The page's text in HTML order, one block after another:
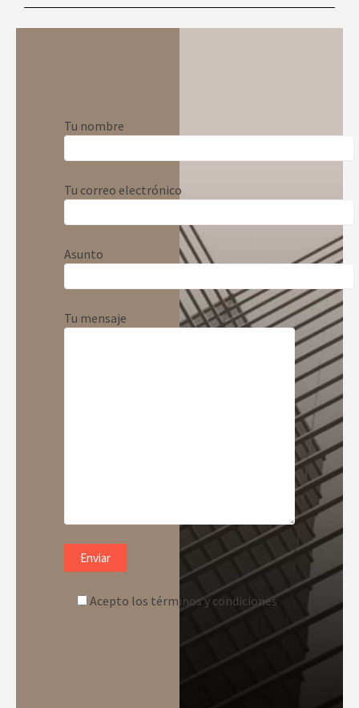
Tu nombre
Tu correo electrónico
Asunto
Tu mensaje
Acepto los términos y condiciones